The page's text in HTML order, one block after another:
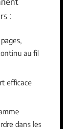
:
au fil
efficace
dans les